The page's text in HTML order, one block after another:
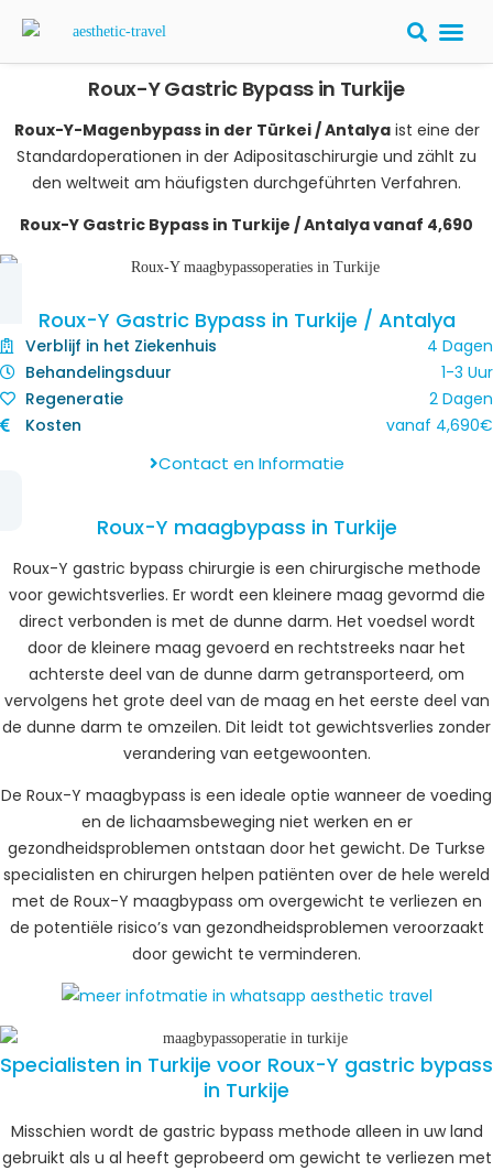
Roux-Y Gastric Bypass in Turkije
Roux-Y-Magenbypass in der Türkei / Antalyaist eine der
Standardoperationen in der Adipositaschirurgie und zählt zu
den weltweit am häufigsten durchgeführten Verfahren.
Roux-Y Gastric Bypass in Turkije / Antalya vanaf 4,690
Roux-Y Gastric Bypass in Turkije / Antalya
Verblijf in het Ziekenhuis
4 Dagen
Behandelingsduur
1-3 Uur
Regeneratie
2 Dagen
Kosten
vanaf 4,690€
Contact en Informatie
Roux-Y maagbypass in Turkije
Roux-Y gastric bypass chirurgie is een chirurgische methode
voor gewichtsverlies. Er wordt een kleinere maag gevormd die
direct verbonden is met de dunne darm. Het voedsel wordt
door de kleinere maag gevoerd en rechtstreeks naar het
achterste deel van de dunne darm getransporteerd, om
vervolgens het grote deel van de maag en het eerste deel van
de dunne darm te omzeilen. Dit leidt tot gewichtsverlies zonder
verandering van eetgewoonten.
De Roux-Y maagbypass is een ideale optie wanneer de voeding
en de lichaamsbeweging niet werken en er
gezondheidsproblemen ontstaan door het gewicht. De Turkse
specialisten en chirurgen helpen patiënten over de hele wereld
met de Roux-Y maagbypass om overgewicht te verliezen en
de potentiële risico’s van gezondheidsproblemen veroorzaakt
door gewicht te verminderen.
Specialisten in Turkije voor Roux-Y gastric bypass
in Turkije
Misschien wordt de gastric bypass methode alleen in uw land
gebruikt als u al heeft geprobeerd om gewicht te verliezen met